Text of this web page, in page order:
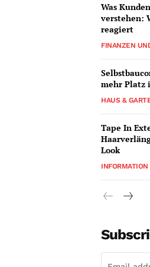
Was
verstehen:
reagiert
FINANZEN
mehr Platz
HAUS &
Tape In
Look
INFORMATION